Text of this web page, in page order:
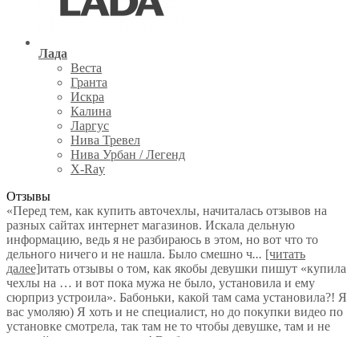
Лада
Веста
Гранта
Искра
Калина
Ларгус
Нива Тревел
Нива Урбан / Легенд
X-Ray
Отзывы
«Перед тем, как купить авточехлы, начиталась отзывов на
разных сайтах интернет магазинов. Искала дельную
информацию, ведь я не разбираюсь в этом, но вот что то
дельного ничего и не нашла. Было смешно ч... [читать
далее]итать отзывы о том, как якобы девушки пишут «купила
чехлы на … и вот пока мужа не было, установила и ему
сюрприз устроила». Бабоньки, какой там сама установила?! Я
вас умоляю) Я хоть и не специалист, но до покупки видео по
установке смотрела, так там не то чтобы девушке, там и не